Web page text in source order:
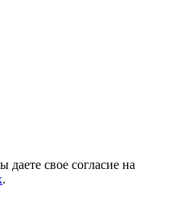
свое согласие на
.